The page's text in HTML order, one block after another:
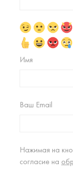
Имя
Ваш Email
Нажимая на
согласие на